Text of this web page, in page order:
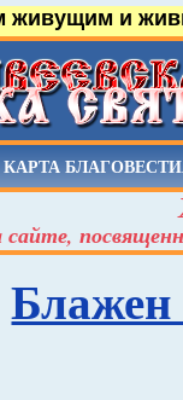
живущим и
КАРТА
Блажен